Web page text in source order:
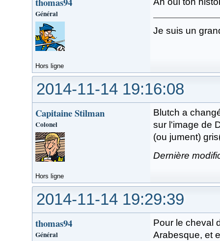
Général
Je suis un
Hors ligne
2014-11-14 19:16:08
Capitaine Stilman
Colonel
Blutch a
sur l'image de
(ou jument)
Dernière
Hors ligne
2014-11-14 19:29:39
thomas94
Général
Pour le cheval
Arabesque, et